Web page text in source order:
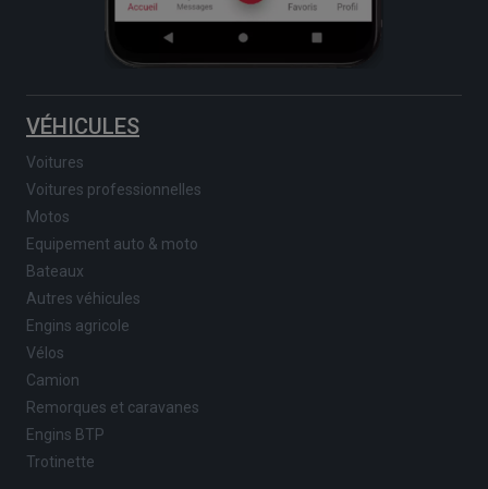
VÉHICULES
Voitures
Voitures professionnelles
Motos
Equipement auto & moto
Bateaux
Autres véhicules
Engins agricole
Vélos
Camion
Remorques et caravanes
Engins BTP
Trotinette